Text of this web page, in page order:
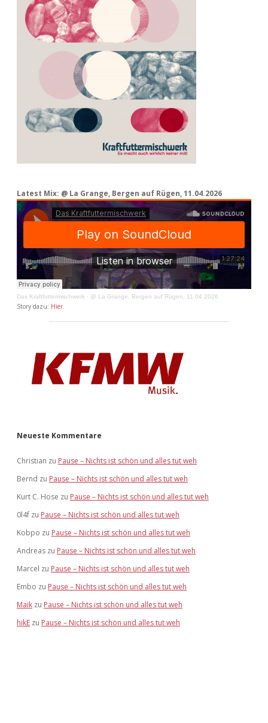
Latest Mix: @ La Grange, Bergen auf Rügen, 11.04.2026
Das Kraftfuttermischwerk · @ La Grange, Bergen auf Rügen, 11.04.2026
Story dazu: Hier.
Neueste Kommentare
Christian zu Pause – Nichts ist schön und alles tut weh
Bernd zu Pause – Nichts ist schön und alles tut weh
Kurt C. Hose zu Pause – Nichts ist schön und alles tut weh
0l4f zu Pause – Nichts ist schön und alles tut weh
Kobpo zu Pause – Nichts ist schön und alles tut weh
Andreas zu Pause – Nichts ist schön und alles tut weh
Marcel zu Pause – Nichts ist schön und alles tut weh
Embo zu Pause – Nichts ist schön und alles tut weh
Maik zu Pause – Nichts ist schön und alles tut weh
hikE zu Pause – Nichts ist schön und alles tut weh